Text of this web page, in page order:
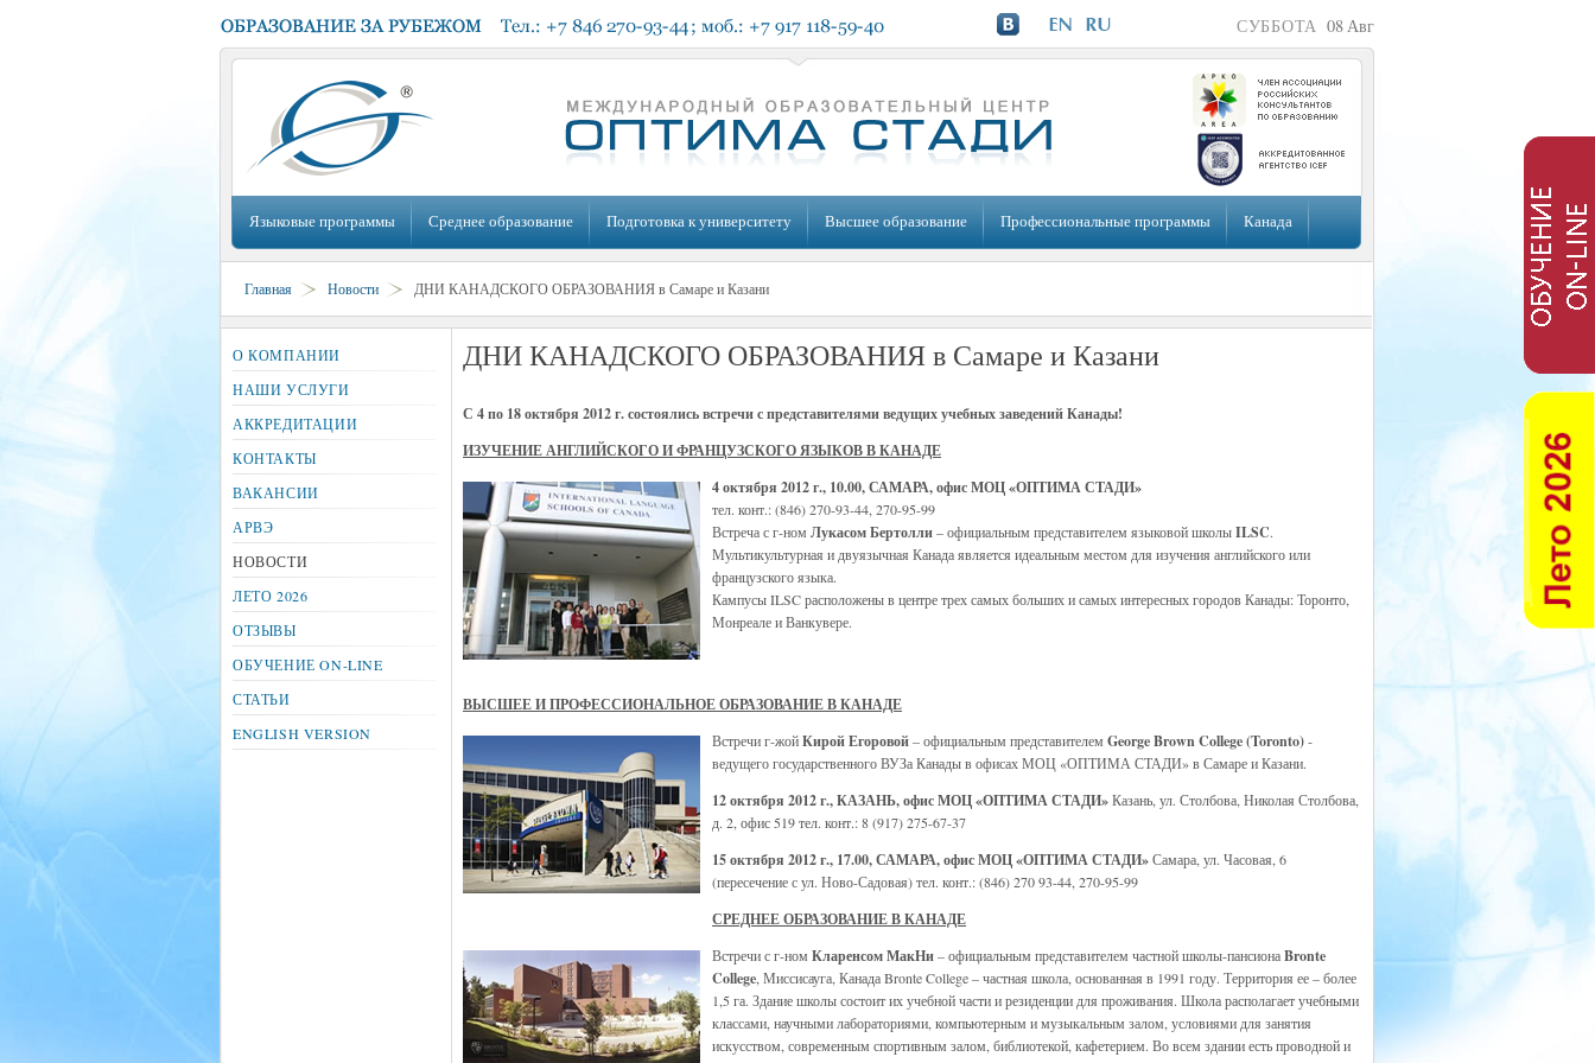
СУББОТА 08Авг
Языковые программы Среднее образование Подготовка к университету Высшее образование Профессиональные программы Канада
Главная Новости ДНИ КАНАДСКОГО ОБРАЗОВАНИЯ в Самаре и Казани
ДНИ КАНАДСКОГО ОБРАЗОВАНИЯ в Самаре и Казани
С 4 по 18 октября 2012 г. состоялись встречи с представителями ведущих учебных заведений Канады!
ИЗУЧЕНИЕ АНГЛИЙСКОГО И ФРАНЦУЗСКОГО ЯЗЫКОВ В КАНАДЕ
4 октября 2012 г., 10.00, САМАРА, офис МОЦ «ОПТИМА СТАДИ»
тел. конт.: (846) 270-93-44, 270-95-99
Встреча с г-ном Лукасом Бертолли– официальным представителем языковой школыILSC.
Мультикультурная и двуязычная Канада является идеальным местом для изучения английского или
французского языка.
Кампусы ILSC расположены в центре трех самых больших и самых интересных городов Канады: Торонто,
Монреале и Ванкувере.
ВЫСШЕЕ И ПРОФЕССИОНАЛЬНОЕ ОБРАЗОВАНИЕ В КАНАДЕ
Встречи г-жойКирой Егоровой– официальным представителем George Brown College (Toronto)-
ведущего государственного ВУЗа Канады в офисах МОЦ «ОПТИМА СТАДИ» в Самаре и Казани.
12 октября 2012 г., КАЗАНЬ, офис МОЦ «ОПТИМА СТАДИ»Казань, ул. Столбова, Николая Столбова,
д. 2, офис 519 тел. конт.: 8 (917) 275-67-37
15 октября 2012 г., 17.00, САМАРА, офис МОЦ «ОПТИМА СТАДИ»Самара, ул. Часовая, 6
(пересечение с ул. Ново-Садовая) тел. конт.: (846) 270 93-44, 270-95-99
СРЕДНЕЕ ОБРАЗОВАНИЕ В КАНАДЕ
Встречи с г-ном Кларенсом МакНи– официальным представителем частной школы-пансионаBronte
College , Миссисауга, Канада Bronte College – частная школа, основанная в 1991 году. Территория ее – более
1,5 га. Здание школы состоит их учебной части и резиденции для проживания. Школа располагает учебными
классами, научными лабораториями, компьютерным и музыкальным залом, условиями для занятия
искусством, современным спортивным залом, библиотекой, кафетерием. Во всем здании есть проводной и
О КОМПАНИИ
НАШИ УСЛУГИ
АККРЕДИТАЦИИ
КОНТАКТЫ
ВАКАНСИИ
АРВЭ
НОВОСТИ
ЛЕТО 2026
ОТЗЫВЫ
ОБУЧЕНИЕ ON-LINE
СТАТЬИ
ENGLISH VERSION